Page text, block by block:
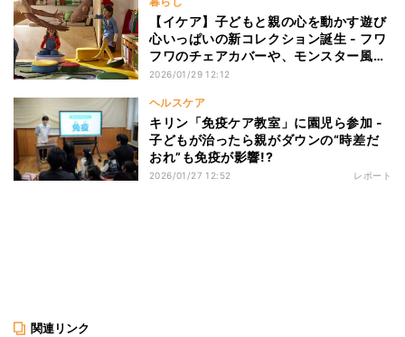
【イケア】子どもと親の心を動かす遊び
心いっぱいの新コレクション誕生 - フワ
フワのチェアカバーや、モンスター風の
収納付きプーフなど
2026/01/29 12:12
ヘルスケア
キリン「免疫ケア教室」に園児ら参加 -
子どもが治ったら親がダウンの“時差だ
おれ”も免疫が影響!?
2026/01/27 12:52 レポート
関連リンク